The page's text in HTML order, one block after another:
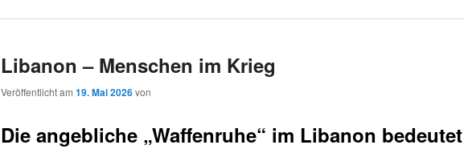
Libanon – Menschen im Krieg
Veröffentlicht am 19. Mai 2026von
Die angebliche „Waffenruhe“ im Libanon bedeutet